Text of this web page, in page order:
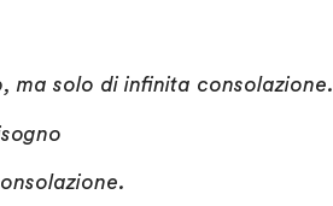
ma solo di infinita consolazione.